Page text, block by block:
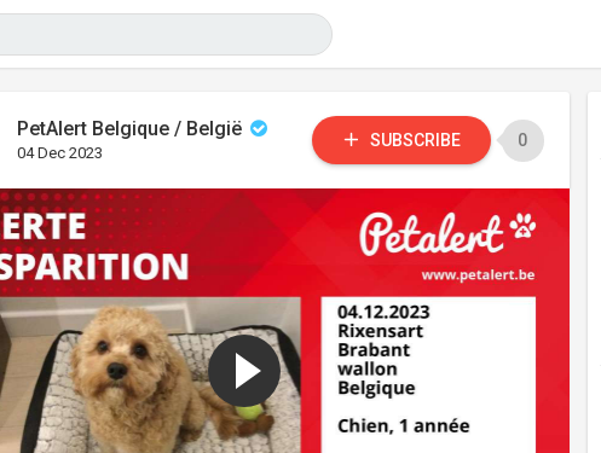
PetAlert Belgique / België
04 Dec 2023
SUBSCRIBE 0